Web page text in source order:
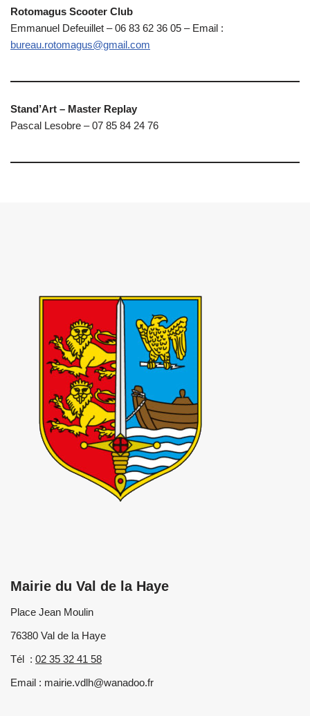
Rotomagus Scooter Club
Emmanuel Defeuillet – 06 83 62 36 05 – Email :
bureau.rotomagus@gmail.com
Stand’Art – Master Replay
Pascal Lesobre – 07 85 84 24 76
Mairie du Val de la Haye
Place Jean Moulin
76380 Val de la Haye
Tél : 02 35 32 41 58
Email : mairie.vdlh@wanadoo.fr